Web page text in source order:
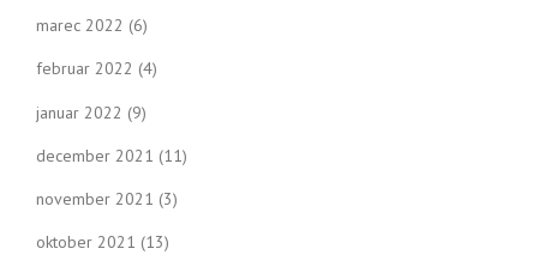
marec 2022 (6)
februar 2022 (4)
januar 2022 (9)
december 2021 (11)
november 2021 (3)
oktober 2021 (13)